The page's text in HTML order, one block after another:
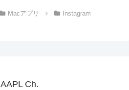
Macアプリ Instagram
AAPL Ch.